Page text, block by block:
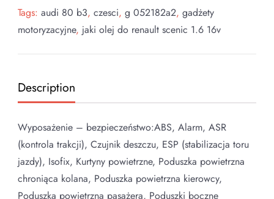
Tags: audi 80 b3, czesci, g 052182a2, gadżety
motoryzacyjne, jaki olej do renault scenic 1.6 16v
Description
Wyposażenie – bezpieczeństwo:ABS, Alarm, ASR
(kontrola trakcji), Czujnik deszczu, ESP (stabilizacja toru
jazdy), Isofix, Kurtyny powietrzne, Poduszka powietrzna
chroniąca kolana, Poduszka powietrzna kierowcy,
Poduszka powietrzna pasażera, Poduszki boczne